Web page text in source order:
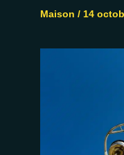
Maison / 14